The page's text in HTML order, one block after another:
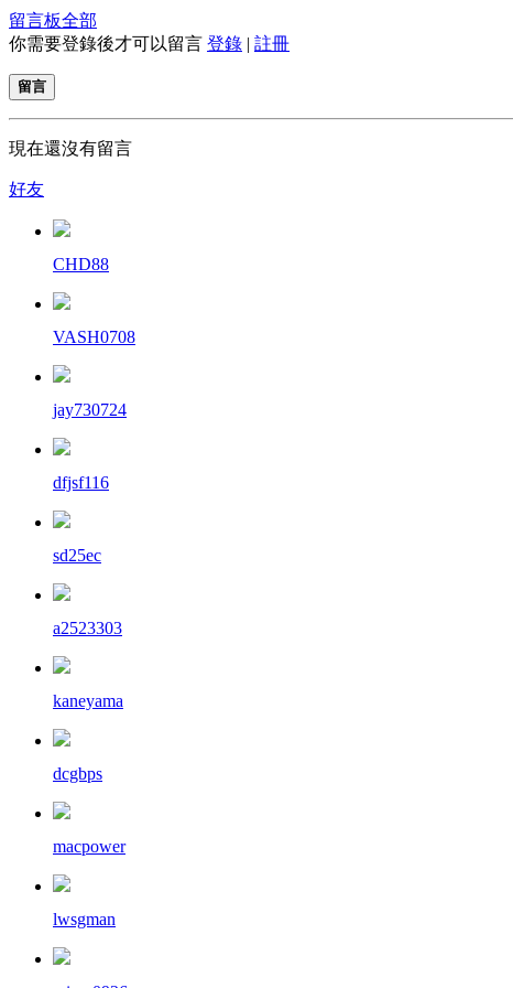
留言板全部
你需要登錄後才可以留言 登錄 | 註冊
留言
現在還沒有留言
好友
CHD88
VASH0708
jay730724
dfjsf116
sd25ec
a2523303
kaneyama
dcgbps
macpower
lwsgman